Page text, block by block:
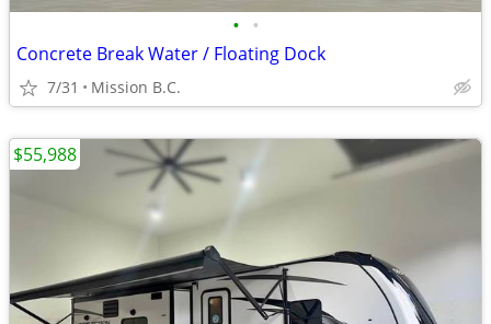
• •
Concrete Break Water / Floating Dock
7/31 Mission B.C.
$55,988